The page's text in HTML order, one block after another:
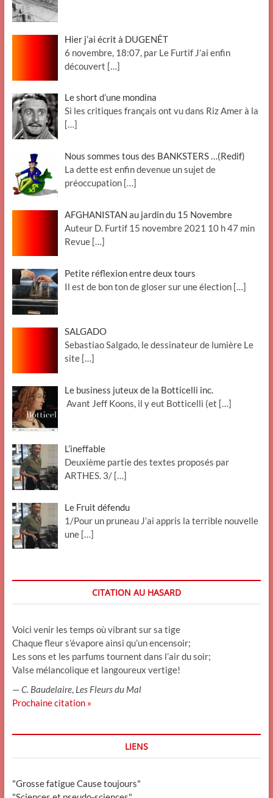
Hier j’ai écrit à DUGENÊT
6 novembre, 18:07, par Le Furtif J’ai enfin
découvert […]
Le short d’une mondina
Si les critiques français ont vu dans Riz Amer à la
[…]
Nous sommes tous des BANKSTERS …(Redif)
La dette est enfin devenue un sujet de
préoccupation […]
AFGHANISTAN au jardin du 15 Novembre
Auteur D. Furtif 15 novembre 2021 10 h 47 min
Revue […]
Petite réflexion entre deux tours
Il est de bon ton de gloser sur une élection […]
SALGADO
Sebastiao Salgado, le dessinateur de lumière Le
site […]
Le business juteux de la Botticelli inc.
Avant Jeff Koons, il y eut Botticelli (et […]
L’ineffable
Deuxième partie des textes proposés par
ARTHES. 3/ […]
Le Fruit défendu
1/Pour un pruneau J’ai appris la terrible nouvelle
une […]
CITATION AU HASARD
Voici venir les temps où vibrant sur sa tige
Chaque fleur s’évapore ainsi qu’un encensoir;
Les sons et les parfums tournent dans l’air du soir;
Valse mélancolique et langoureux vertige!
—C. Baudelaire, Les Fleurs du Mal
Prochaine citation »
LIENS
"Grosse fatigue Cause toujours"